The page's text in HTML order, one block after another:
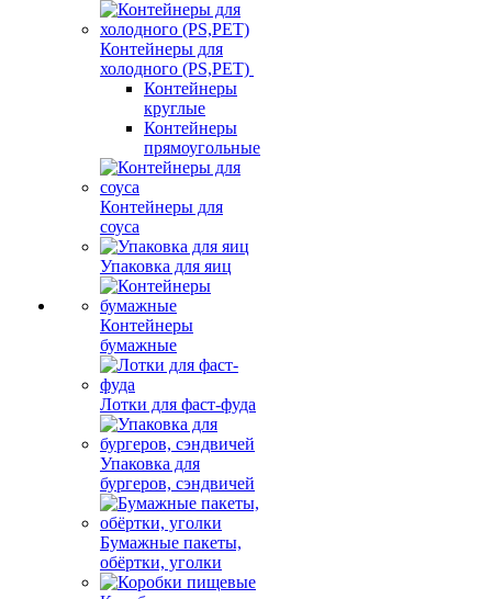
Контейнеры для
холодного (PS,PET)
Контейнеры
круглые
Контейнеры
прямоугольные
Контейнеры для
соуса
Упаковка для яиц
Контейнеры
бумажные
Лотки для фаст-фуда
Упаковка для
бургеров, сэндвичей
Бумажные пакеты,
обёртки, уголки